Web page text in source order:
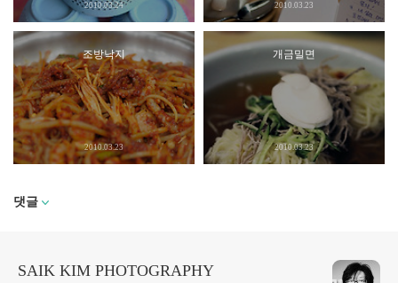
2010.03.24 2010.03.23
조방낙지
2010.03.23
개금밀면
2010.03.23
댓글
SAIK KIM PHOTOGRAPHY